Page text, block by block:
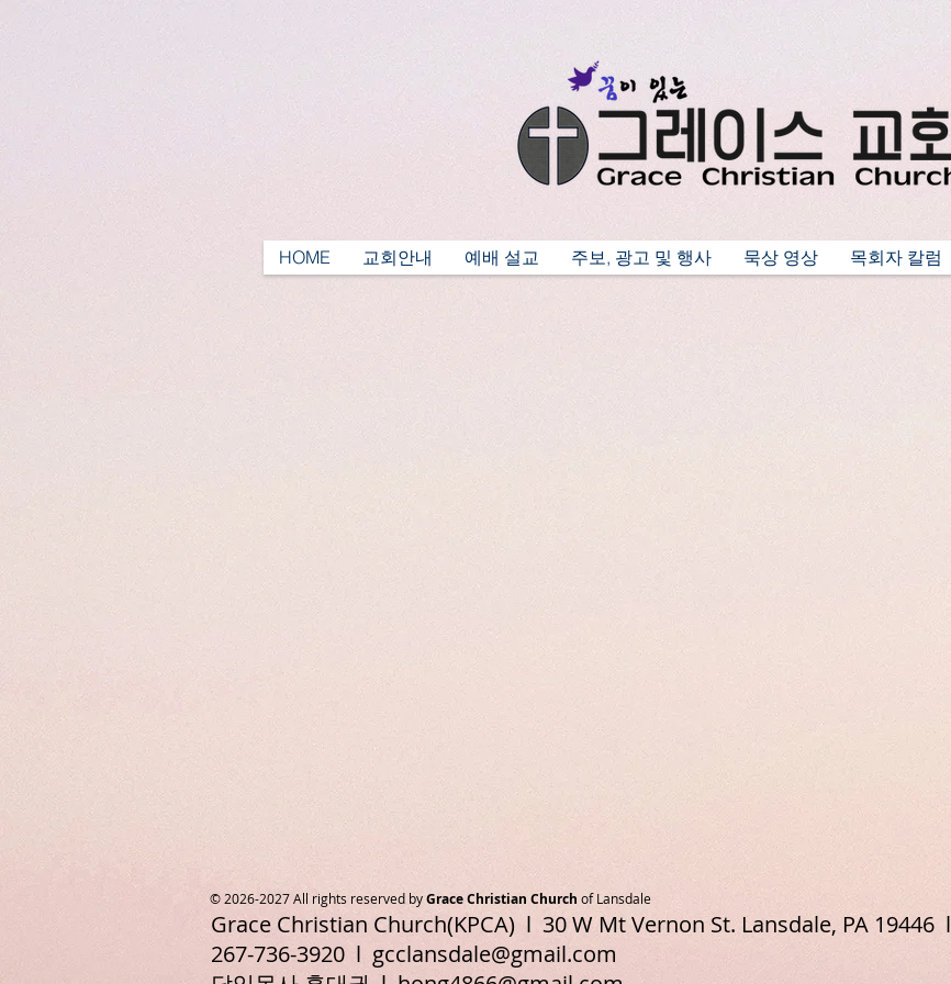
HOME 교회안내 예배 설교 주보, 광고 및 행사 묵상 영상 목회자 칼럼
© 2026-2027 All rights reserved byGrace Christian Church of Lansdale
Grace Christian Church(KPCA) l 30 W Mt Vernon St. Lansdale, PA 19446 l
267-736-3920 l gcclansdale@gmail.com